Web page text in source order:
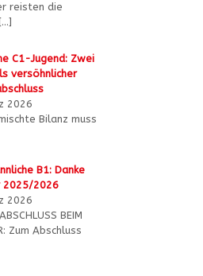
reisten die
[…]
C1-Jugend: Zwei
versöhnlicher
2026
Bilanz muss
B1: Danke
2025/2026
2026
BEIM
Zum Abschluss